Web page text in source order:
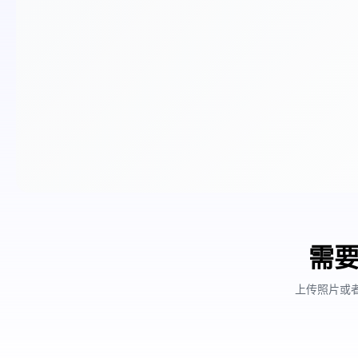
需
上传照片或